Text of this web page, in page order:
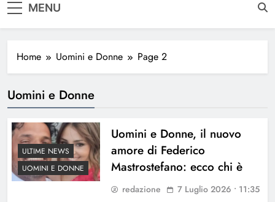
MENU
Home Uomini e Donne Page 2
Uomini e Donne
ULTIME NEWS
UOMINI E DONNE
Uomini e Donne, il nuovo
amore di Federico
Mastrostefano: ecco chi è
redazione 7 Luglio 2026 • 11:35